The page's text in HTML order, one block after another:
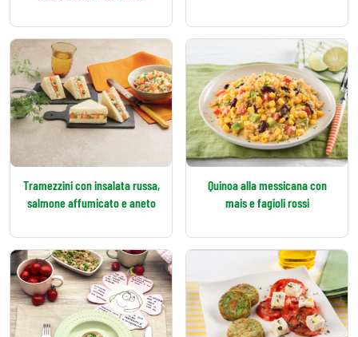
Tramezzini con insalata russa,
salmone affumicato e aneto
Quinoa alla messicana con
mais e fagioli rossi